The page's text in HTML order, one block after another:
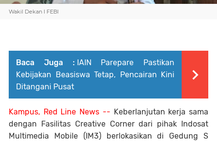
Wakil Dekan I FEBI
Baca Juga : IAIN Parepare Pastikan
Kebijakan Beasiswa Tetap, Pencairan Kini
Ditangani Pusat
Kampus, Red Line News -- Keberlanjutan kerja sama
dengan Fasilitas Creative Corner dari pihak Indosat
Multimedia Mobile (IM3) berlokasikan di Gedung S